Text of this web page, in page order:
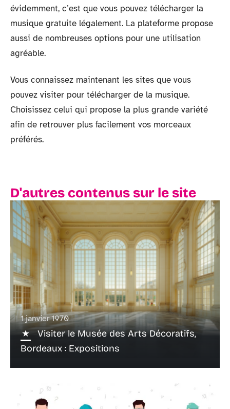
évidemment, c’est que vous pouvez télécharger la
musique gratuite légalement. La plateforme propose
aussi de nombreuses options pour une utilisation
agréable.
Vous connaissez maintenant les sites que vous
pouvez visiter pour télécharger de la musique.
Choisissez celui qui propose la plus grande variété
afin de retrouver plus facilement vos morceaux
préférés.
D'autres contenus sur le site
1 janvier 1970
Visiter le Musée des Arts Décoratifs,
Bordeaux : Expositions